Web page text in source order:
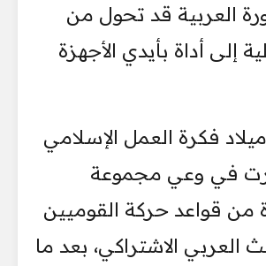
العربية قد تحول من
إلى أداة بأيدي الأجهزة
فكرة العمل الإسلامي
في وعي مجموعة
من قواعد حركة القوميين
العربي الاشتراكي، بعد ما